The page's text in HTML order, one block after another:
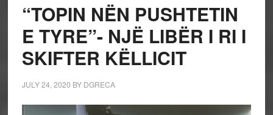
“TOPIN NËN PUSHTETIN
E TYRE”- NJË LIBËR I RI I
SKIFTER KËLLICIT
JULY 24, 2020 BY DGRECA